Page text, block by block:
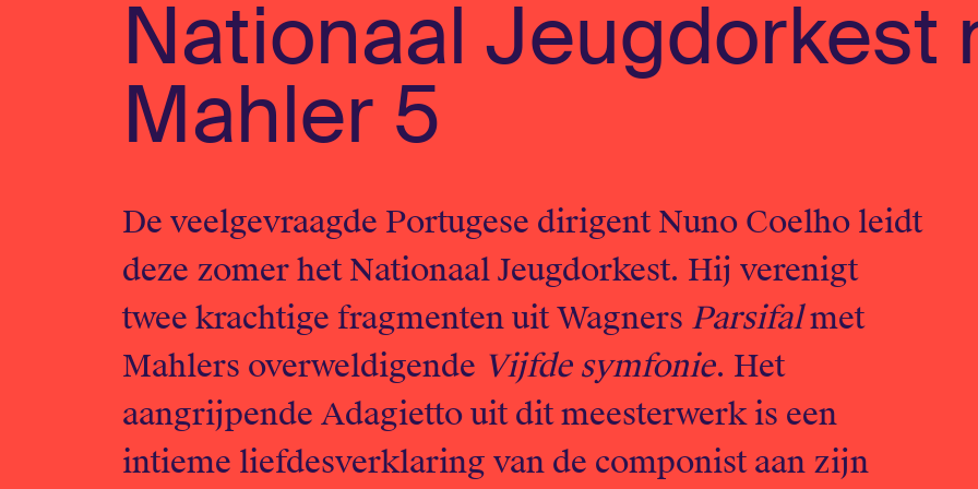
Nationaal Jeugdorkest
Mahler 5
De veelgevraagde Portugese dirigent Nuno Coelho leidt
deze zomer het Nationaal Jeugdorkest. Hij verenigt
twee krachtige fragmenten uit Wagners Parsifalmet
Mahlers overweldigende Vijfde symfonie. Het
aangrijpende Adagietto uit dit meesterwerk is een
intieme liefdesverklaring van de componist aan zijn